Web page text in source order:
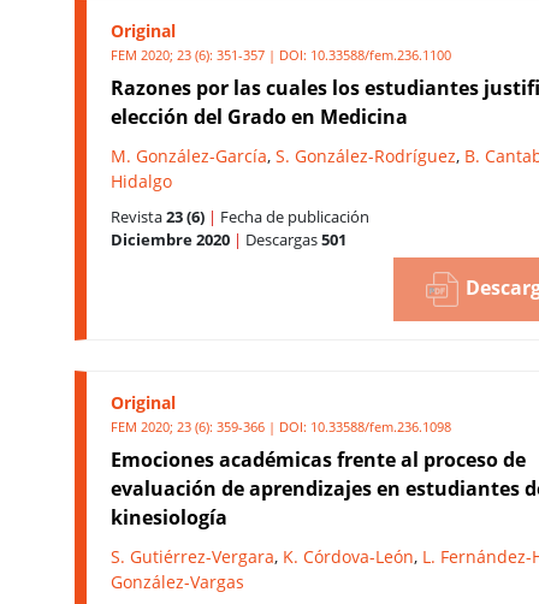
Original
FEM 2020; 23 (6): 351-357 | DOI: 10.33588/fem.236.1100
Razones por las cuales los estudiantes
elección del Grado en Medicina
M. González-García, S. González-Rodríguez, B.
Hidalgo
Revista23 (6) | Fecha de publicación
Diciembre 2020 | Descargas501
Original
FEM 2020; 23 (6): 359-366 | DOI: 10.33588/fem.236.1098
Emociones académicas frente al proceso de
evaluación de aprendizajes en estudiantes
kinesiología
S. Gutiérrez-Vergara, K. Córdova-León, L. Fernández-
González-Vargas